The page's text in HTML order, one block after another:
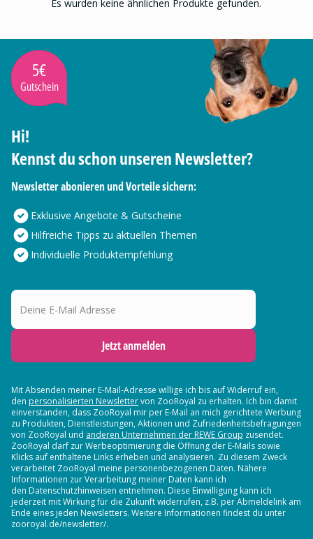
Es wurden keine ähnlichen Produkte gefunden.
5€
Gutschein
Hi!
Kennst du schon unseren Newsletter?
Newsletter abonieren und Vorteile sichern:
Exklusive Angebote & Gutscheine
Hilfreiche Tipps zu aktuellen Themen
Individuelle Produktempfehlung
Deine E-Mail Adresse
Jetzt anmelden
Mit Absenden meiner E-Mail-Adresse willige ich bis auf Widerruf ein,
den personalisierten Newslettervon ZooRoyal zu erhalten. Ich bin damit
einverstanden, dass ZooRoyal mir per E-Mail an mich gerichtete Werbung
zu Produkten, Dienstleistungen, Aktionen und Zufriedenheitsbefragungen
von ZooRoyal und anderen Unternehmen der REWE Group zusendet.
ZooRoyal darf zur Werbeoptimierung die Öffnung der E-Mails sowie
Klicks auf enthaltene Links erheben und analysieren. Zu diesem Zweck
verarbeitet ZooRoyal meine personenbezogenen Daten. Nähere
Informationen zur Verarbeitung meiner Daten kann ich
den Datenschutzhinweisen entnehmen. Diese Einwilligung kann ich
jederzeit mit Wirkung für die Zukunft widerrufen, z.B. per Abmeldelink am
Ende eines jeden Newsletters. Weitere Informationen findest du unter
zooroyal.de/newsletter/.